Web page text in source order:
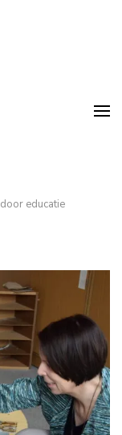
educatie